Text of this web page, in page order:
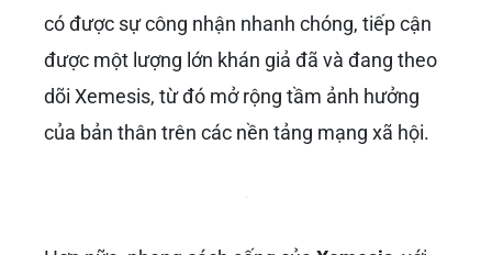
có được sự công nhận nhanh chóng, tiếp cận
được một lượng lớn khán giả đã và đang theo
dõi Xemesis, từ đó mở rộng tầm ảnh hưởng
của bản thân trên các nền tảng mạng xã hội.